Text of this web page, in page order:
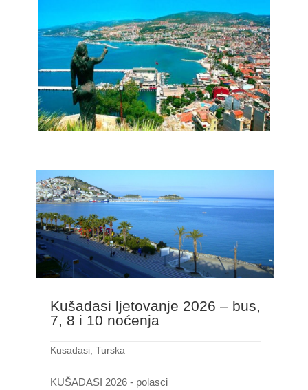
Kušadasi ljetovanje 2026 – bus,
7, 8 i 10 noćenja
Kusadasi Turska
KUŠADASI 2026 - polasci